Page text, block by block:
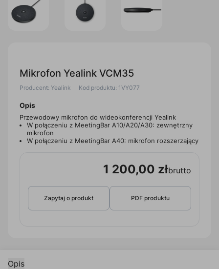
Mikrofon Yealink VCM35
Producent: Yealink Kod produktu: 1VY077
Opis
Przewodowy mikrofon do wideokonferencji Yealink
W połączeniu z MeetingBar A10/A20/A30: zewnętrzny
mikrofon
W połączeniu z MeetingBar A40: mikrofon rozszerzający
1 200,00 złbrutto
Zapytaj o produkt PDF produktu
Opis